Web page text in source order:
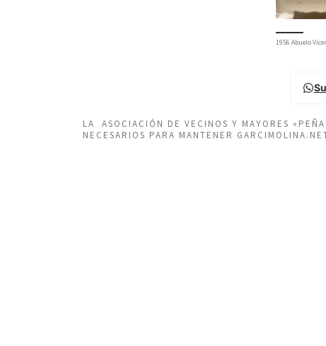
1956 Abuelo
LA ASOCIACIÓN DE VECINOS Y MAYORES
NECESARIOS PARA MANTENER